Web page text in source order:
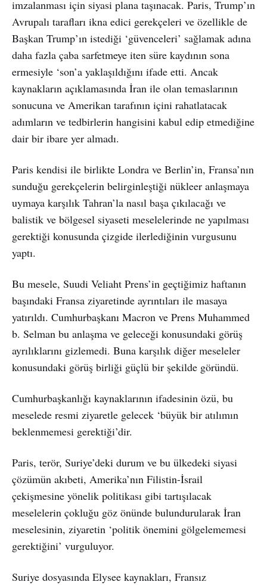
imzalanması için siyasi plana taşınacak. Paris, Trump’ın
Avrupalı tarafları ikna edici gerekçeleri ve özellikle de
Başkan Trump’ın istediği ‘güvenceleri’ sağlamak adına
daha fazla çaba sarfetmeye iten süre kaydının sona
ermesiyle ‘son’a yaklaşıldığını ifade etti. Ancak
kaynakların açıklamasında İran ile olan temaslarının
sonucuna ve Amerikan tarafının içini rahatlatacak
adımların ve tedbirlerin hangisini kabul edip etmediğine
dair bir ibare yer almadı.
Paris kendisi ile birlikte Londra ve Berlin’in, Fransa’nın
sunduğu gerekçelerin belirginleştiği nükleer anlaşmaya
uymaya karşılık Tahran’la nasıl başa çıkılacağı ve
balistik ve bölgesel siyaseti meselelerinde ne yapılması
gerektiği konusunda çizgide ilerlediğinin vurgusunu
yaptı.
Bu mesele, Suudi Veliaht Prens’in geçtiğimiz haftanın
başındaki Fransa ziyaretinde ayrıntıları ile masaya
yatırıldı. Cumhurbaşkanı Macron ve Prens Muhammed
b. Selman bu anlaşma ve geleceği konusundaki görüş
ayrılıklarını gizlemedi. Buna karşılık diğer meseleler
konusundaki görüş birliği güçlü bir şekilde göründü.
Cumhurbaşkanlığı kaynaklarının ifadesinin özü, bu
meselede resmi ziyaretle gelecek ‘büyük bir atılımın
beklenmemesi gerektiği’dir.
Paris, terör, Suriye’deki durum ve bu ülkedeki siyasi
çözümün akıbeti, Amerika’nın Filistin-İsrail
çekişmesine yönelik politikası gibi tartışılacak
meselelerin çokluğu göz önünde bulundurularak İran
meselesinin, ziyaretin ‘politik önemini gölgelememesi
gerektiğini’ vurguluyor.
Suriye dosyasında Elysee kaynakları, Fransız